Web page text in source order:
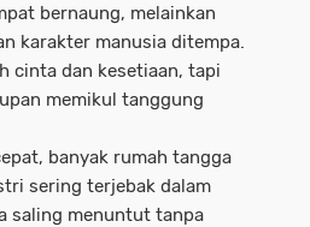
bernaung, melainkan
karakter manusia ditempa.
cinta dan kesetiaan, tapi
memikul tanggung
banyak rumah tangga
sering terjebak dalam
saling menuntut tanpa